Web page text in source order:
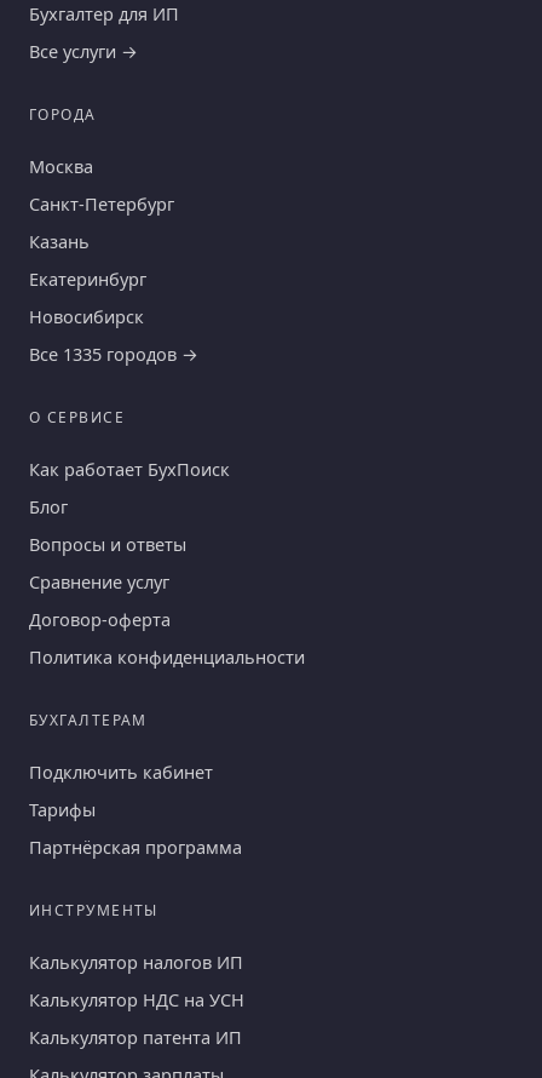
Бухгалтер для ИП
Все услуги →
ГОРОДА
Москва
Санкт-Петербург
Казань
Екатеринбург
Новосибирск
Все 1335 городов →
О СЕРВИСЕ
Как работает БухПоиск
Блог
Вопросы и ответы
Сравнение услуг
Договор-оферта
Политика конфиденциальности
БУХГАЛТЕРАМ
Подключить кабинет
Тарифы
Партнёрская программа
ИНСТРУМЕНТЫ
Калькулятор налогов ИП
Калькулятор НДС на УСН
Калькулятор патента ИП